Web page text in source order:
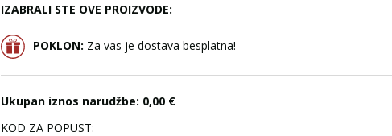
IZABRALI STE OVE PROIZVODE:
POKLON: Za vas je dostava besplatna!
Ukupan iznos narudžbe: 0,00 €
KOD ZA POPUST: